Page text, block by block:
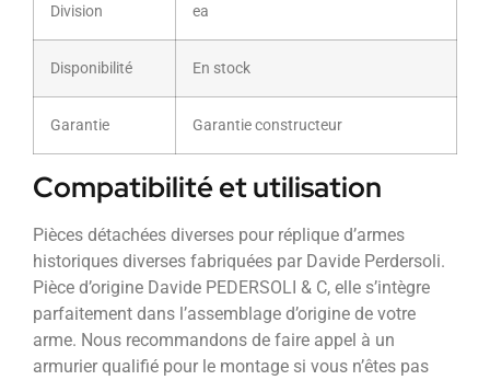
Division ea
Disponibilité En stock
Garantie Garantie constructeur
Compatibilité et utilisation
Pièces détachées diverses pour réplique d’armes
historiques diverses fabriquées par Davide Perdersoli.
Pièce d’origine Davide PEDERSOLI & C, elle s’intègre
parfaitement dans l’assemblage d’origine de votre
arme. Nous recommandons de faire appel à un
armurier qualifié pour le montage si vous n’êtes pas